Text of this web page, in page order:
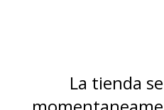
La tienda